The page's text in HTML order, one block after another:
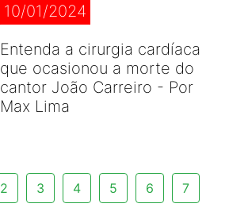
10/01/2024
Entenda a cirurgia cardíaca
que ocasionou a morte do
cantor João Carreiro - Por
Max Lima
2 3 4 5 6 7